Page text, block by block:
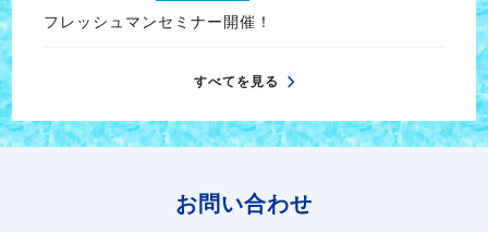
フレッシュマンセミナー開催！
すべてを見る
お問い合わせ